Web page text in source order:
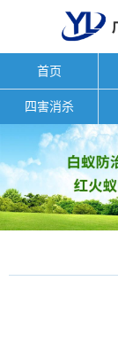
首页
四害消杀